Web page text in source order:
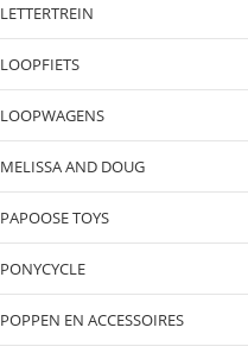
LETTERTREIN
LOOPFIETS
LOOPWAGENS
MELISSA AND DOUG
PAPOOSE TOYS
PONYCYCLE
POPPEN EN ACCESSOIRES